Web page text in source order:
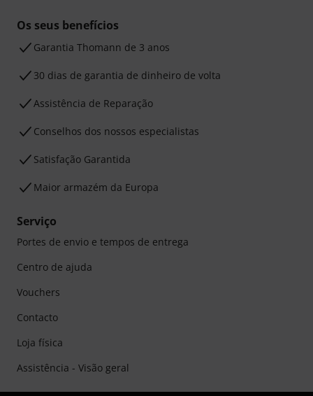
Os seus benefícios
Garantia Thomann de 3 anos
30 dias de garantia de dinheiro de volta
Assistência de Reparação
Conselhos dos nossos especialistas
Satisfação Garantida
Maior armazém da Europa
Serviço
Portes de envio e tempos de entrega
Centro de ajuda
Vouchers
Contacto
Loja física
Assistência - Visão geral